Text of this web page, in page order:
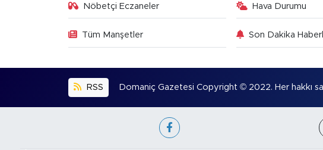
Nöbetçi Eczaneler Hava Durumu
Tüm Manşetler Son Dakika
RSS Domaniç Gazetesi Copyright © 2022. Her hakkı